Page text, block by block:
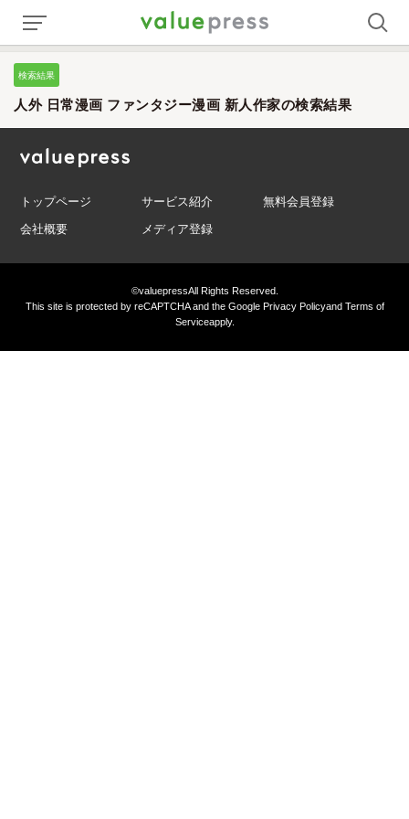
検索結果
人外 日常漫画 ファンタジー漫画 新人作家の検索結果
トップページ サービス紹介
無料会員登録
会社概要
メディア登録
©valuepressAll Rights Reserved.
This site is protected by reCAPTCHA and the GooglePrivacy Policyand Terms of
Serviceapply.